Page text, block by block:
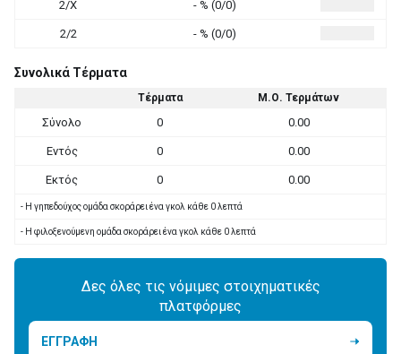
2/X - % (0/0)
2/2 - % (0/0)
Συνολικά Τέρματα
Τέρματα Μ.Ο. Τερμάτων
Σύνολο 0 0.00
Εντός 0 0.00
Εκτός 0 0.00
- Η γηπεδούχος ομάδα σκοράρει ένα γκολ κάθε 0 λεπτά
- Η φιλοξενούμενη ομάδα σκοράρει ένα γκολ κάθε 0 λεπτά
Δες όλες τις νόμιμες στοιχηματικές
πλατφόρμες
ΕΓΓΡΑΦΗ